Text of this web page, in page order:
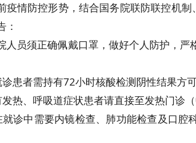
疫情防控形势，结合国务院联防联控机
：
人员须正确佩戴口罩，做好个人防护，严
患者需持有72小时核酸检测阴性结果方
热、呼吸道症状患者请直接至发热门诊（
诊中需要内镜检查、肺功能检查及口